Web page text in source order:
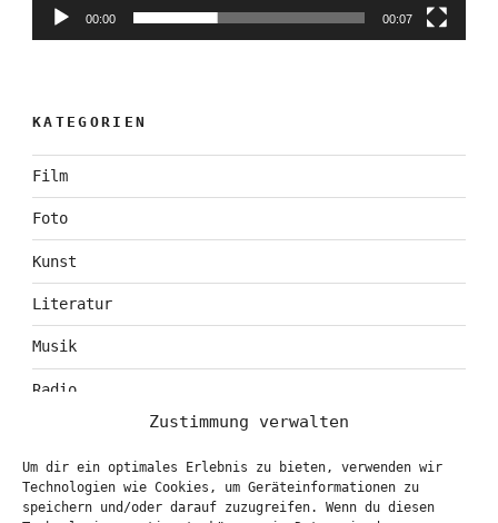
Zustimmung verwalten
Um dir ein optimales Erlebnis zu bieten, verwenden wir
Technologien wie Cookies, um Geräteinformationen zu
speichern und/oder darauf zuzugreifen. Wenn du diesen
00:00 00:07
KATEGORIEN
Film
Foto
Kunst
Literatur
Musik
Radio
Theater